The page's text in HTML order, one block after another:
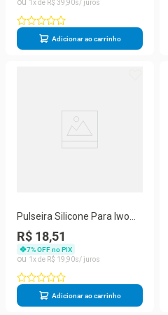
1
R$ 39 90
Adicionar ao carrinho
Pulseira Silicone Para Iwo
Smartwatch 42mm E 44mm
- Rosa
R$ 18,51
7% OFF no PIX
1
R$ 19 90
Adicionar ao carrinho